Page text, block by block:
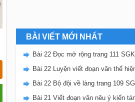
BÀI VIẾT MỚI NHẤT